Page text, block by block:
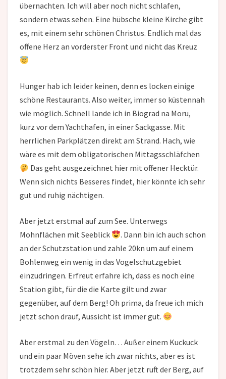
übernachten. Ich will aber noch nicht schlafen,
sondern etwas sehen. Eine hübsche kleine Kirche gibt
es, mit einem sehr schönen Christus. Endlich mal das
offene Herz an vorderster Front und nicht das Kreuz
Hunger hab ich leider keinen, denn es locken einige
schöne Restaurants. Also weiter, immer so küstennah
wie möglich. Schnell lande ich in Biograd na Moru,
kurz vor dem Yachthafen, in einer Sackgasse. Mit
herrlichen Parkplätzen direkt am Strand. Hach, wie
wäre es mit dem obligatorischen Mittagsschläfchen
Das geht ausgezeichnet hier mit offener Hecktür.
Wenn sich nichts Besseres findet, hier könnte ich sehr
gut und ruhig nächtigen.
Aber jetzt erstmal auf zum See. Unterwegs
Mohnflächen mit Seeblick
. Dann bin ich auch schon
an der Schutzstation und zahle 20kn um auf einem
Bohlenweg ein wenig in das Vogelschutzgebiet
einzudringen. Erfreut erfahre ich, dass es noch eine
Station gibt, für die die Karte gilt und zwar
gegenüber, auf dem Berg! Oh prima, da freue ich mich
jetzt schon drauf, Aussicht ist immer gut.
Aber erstmal zu den Vögeln… Außer einem Kuckuck
und ein paar Möven sehe ich zwar nichts, aber es ist
trotzdem sehr schön hier. Aber jetzt ruft der Berg, auf